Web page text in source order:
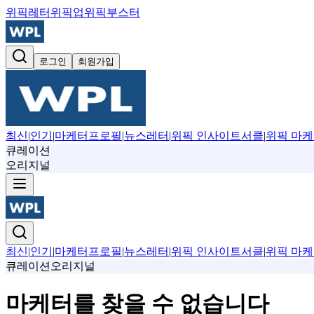
위픽레터 위픽업위픽부스터
로그인 회원가입
최신|인기 |마케터프로필|뉴스레터 |위픽 인사이트서클|위픽 마케
큐레이션
오리지널
최신|인기 |마케터프로필|뉴스레터 |위픽 인사이트서클|위픽 마케
큐레이션 오리지널
마케터를 찾을 수 없습니다